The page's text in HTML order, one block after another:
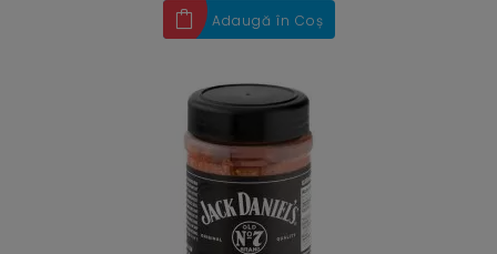
Adaugă în Coș